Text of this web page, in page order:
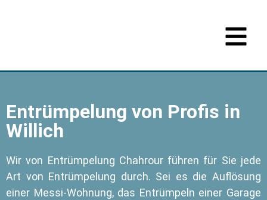
Entrümpelung von Profis in
Willich
Wir von Entrümpelung Chahrour führen für Sie jede
Art von Entrümpelung durch. Sei es die Auflösung
einer Messi-Wohnung, das Entrümpeln einer Garage